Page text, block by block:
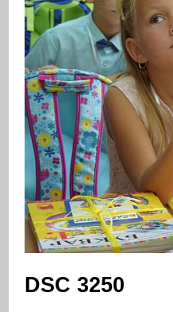
DSC 3250